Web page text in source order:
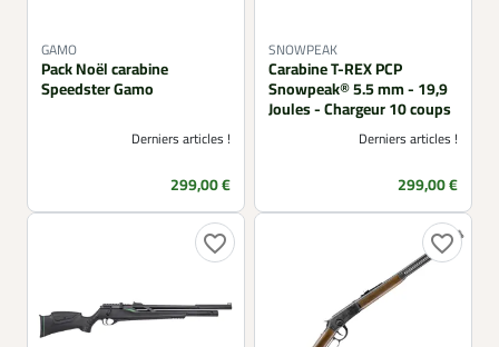
GAMO
Pack Noël carabine
Speedster Gamo
Derniers articles !
Prix
299,00 €
SNOWPEAK
Carabine T-REX PCP
Snowpeak® 5.5 mm - 19,9
Joules - Chargeur 10 coups
Derniers articles !
Prix
299,00 €
favorite_border favorite_border